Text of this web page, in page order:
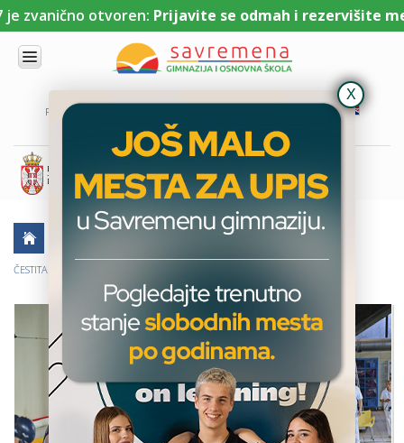
otvoren:Prijavite se odmah i rezervišite mesto
PORTAL ZA UČENIKE
NAMA
KOMBINOVANI
PROGRAM
NACIONALNI
PROGRAM
CAMBRIDGE
PROGRAM
SAVREMENO
OBRAZOVANJE
ERASMUS+
OSNOVNA
ČESTITAMO NAŠIM UČENICIMA NA ZAPAŽENIM REZULTATIMA U PLIVANJU